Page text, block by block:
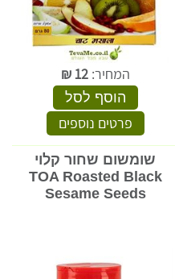
המחיר:12
₪
הוסף לסל
פרטים נוספים
שומשום שחור קלוי
TOA Roasted Black
Sesame Seeds